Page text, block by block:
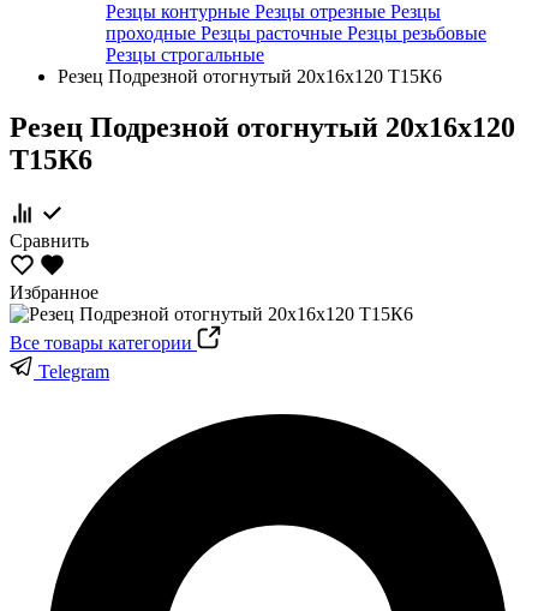
Резцы контурные Резцы отрезные Резцы
проходные Резцы расточные Резцы резьбовые
Резцы строгальные
Резец Подрезной отогнутый 20х16х120 Т15К6
Резец Подрезной отогнутый 20х16х120
Т15К6
Сравнить
Избранное
Все товары категории
Telegram